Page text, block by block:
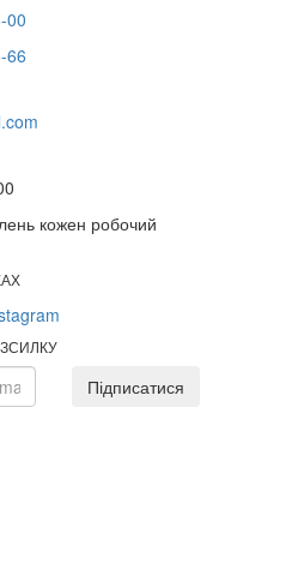
00
66
кожен робочий
Підписатися